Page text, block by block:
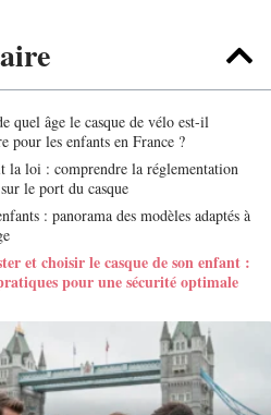
quel âge le casque de vélo est-il
pour les enfants en France ?
la loi : comprendre la réglementation
le port du casque
: panorama des modèles adaptés à
et choisir le casque de son enfant :
pour une sécurité optimale